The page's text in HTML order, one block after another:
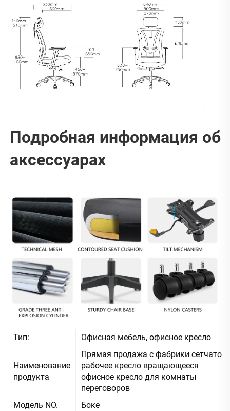
Подробная информация об
аксессуарах
Тип: Офисная мебель, офисное кресло
Наименование
продукта
Прямая продажа с фабрики сетчатое
рабочее кресло вращающееся
офисное кресло для комнаты
переговоров
Модель NO.
Боке